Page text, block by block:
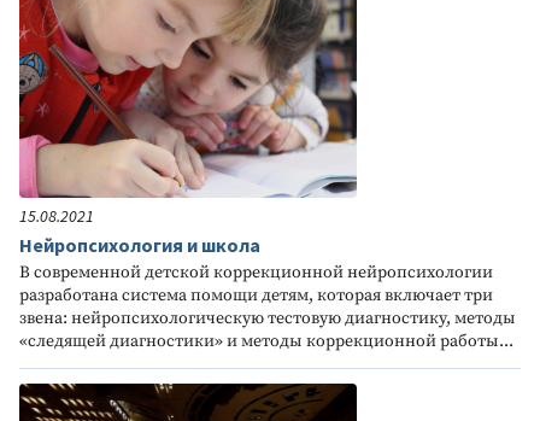
15.08.2021
Нейропсихология и школа
В современной детской коррекционной нейропсихологии
разработана система помощи детям, которая включает три
звена: нейропсихологическую тестовую диагностику, методы
«следящей диагностики» и методы коррекционной работы...